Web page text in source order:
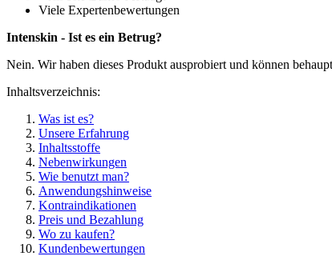
Viele Expertenbewertungen
Intenskin - Ist es ein Betrug?
Nein. Wir haben dieses Produkt ausprobiert und können
Inhaltsverzeichnis:
Was ist es?
Unsere Erfahrung
Inhaltsstoffe
Nebenwirkungen
Wie benutzt man?
Anwendungshinweise
Kontraindikationen
Preis und Bezahlung
Wo zu kaufen?
Kundenbewertungen